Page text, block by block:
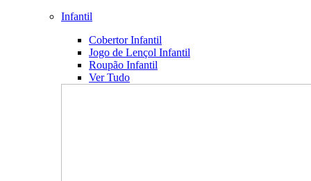
Infantil
Cobertor Infantil
Jogo de Lençol Infantil
Roupão Infantil
Ver Tudo